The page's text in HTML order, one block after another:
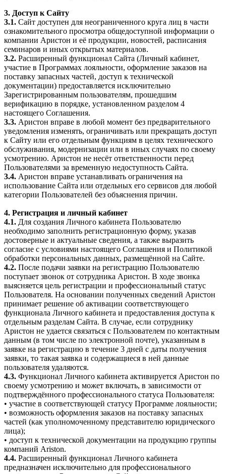
3. Доступ к Сайту
3.1. Сайт доступен для неограниченного круга лиц в части
ознакомительного просмотра общедоступной информации о
компании Аристон и её продукции, новостей, расписания
семинаров и иных открытых материалов.
3.2. Расширенный функционал Сайта (Личный кабинет,
участие в Программах лояльности, оформление заказов на
поставку запасных частей, доступ к технической
документации) предоставляется исключительно
Зарегистрированным пользователям, прошедшим
верификацию в порядке, установленном разделом 4
настоящего Соглашения.
3.3. Аристон вправе в любой момент без предварительного
уведомления изменять, ограничивать или прекращать доступ
к Сайту или его отдельным функциям в целях технического
обслуживания, модернизации или в иных случаях по своему
усмотрению. Аристон не несёт ответственности перед
Пользователями за временную недоступность Сайта.
3.4. Аристон вправе устанавливать ограничения на
использование Сайта или отдельных его сервисов для любой
категории Пользователей без объяснения причин.
4. Регистрация и личный кабинет
4.1. Для создания Личного кабинета Пользователю
необходимо заполнить регистрационную форму, указав
достоверные и актуальные сведения, а также выразить
согласие с условиями настоящего Соглашения и Политикой
обработки персональных данных, размещённой на Сайте.
4.2. После подачи заявки на регистрацию Пользователю
поступает звонок от сотрудника Аристон. В ходе звонка
выясняется цель регистрации и профессиональный статус
Пользователя. На основании полученных сведений Аристон
принимает решение об активации соответствующего
функционала Личного кабинета и предоставления доступа к
отдельным разделам Сайта. В случае, если сотруднику
Аристон не удается связаться с Пользователем по контактным
данным (в том числе по электронной почте), указанным в
заявке на регистрацию в течение 3 дней с даты получения
заявки, то такая заявка и содержащиеся в ней данные
пользователя удаляются.
4.3. Функционал Личного кабинета активируется Аристон по
своему усмотрению и может включать, в зависимости от
подтверждённого профессионального статуса Пользователя:
• участие в соответствующей статусу Программе лояльности;
• возможность оформления заказов на поставку запасных
частей (как уполномоченному представителю юридического
лица);
• доступ к технической документации на продукцию группы
компаний Ariston.
4.4. Расширенный функционал Личного кабинета
предназначен исключительно для профессионального